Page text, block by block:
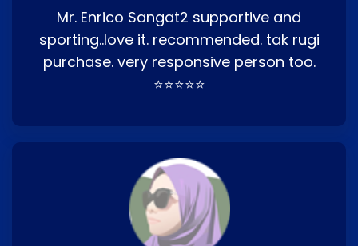
Mr. Enrico Sangat2 supportive and
sporting..love it. recommended. tak rugi
purchase. very responsive person too.
⭐⭐⭐⭐⭐